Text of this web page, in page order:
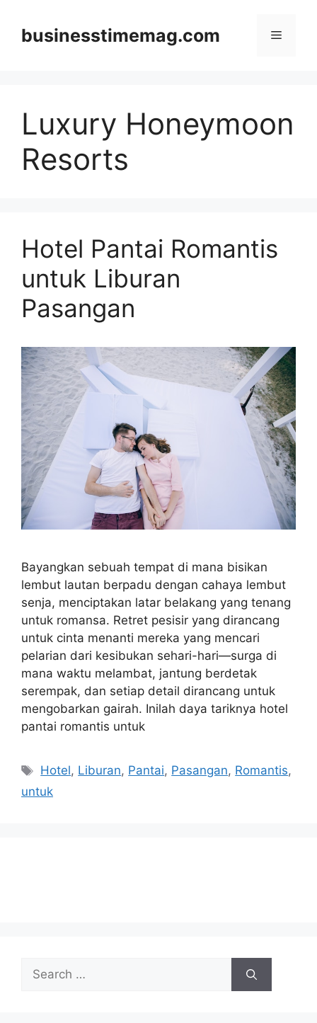
contentbusinesstimemag.com Menu
Luxury Honeymoon
Resorts
Hotel Pantai Romantis
untuk Liburan
Pasangan
Bayangkan sebuah tempat di mana bisikan
lembut lautan berpadu dengan cahaya lembut
senja, menciptakan latar belakang yang tenang
untuk romansa. Retret pesisir yang dirancang
untuk cinta menanti mereka yang mencari
pelarian dari kesibukan sehari-hari—surga di
mana waktu melambat, jantung berdetak
serempak, dan setiap detail dirancang untuk
mengobarkan gairah. Inilah daya tariknya hotel
pantai romantis untuk
Tags
Hotel, Liburan, Pantai, Pasangan, Romantis,
untuk
Search
for: